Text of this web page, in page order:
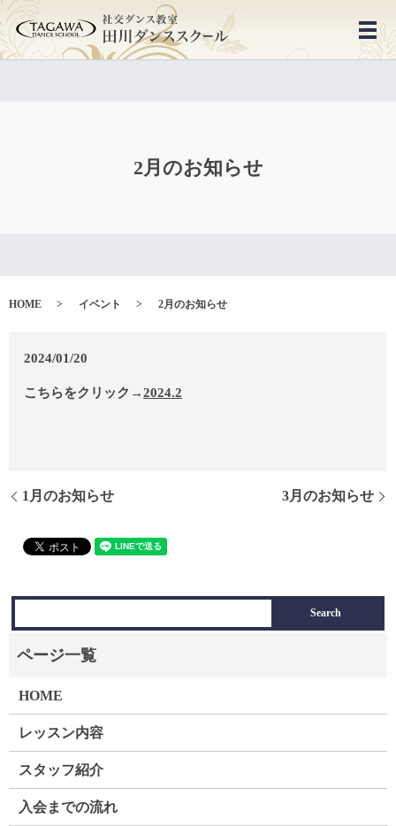
メ
2月のお知らせ
HOME イベント 2月のお知らせ
2024/01/20
こちらをクリック→2024.2
1月のお知らせ 3月のお知らせ
HOME
レッスン内容
スタッフ紹介
入会までの流れ